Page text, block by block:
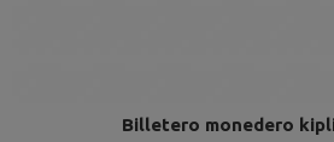
Billetero monedero